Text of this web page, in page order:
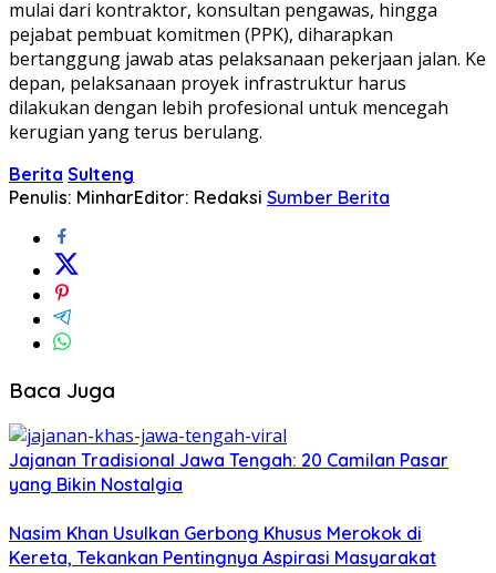
mulai dari kontraktor, konsultan pengawas, hingga
pejabat pembuat komitmen (PPK), diharapkan
bertanggung jawab atas pelaksanaan pekerjaan jalan. Ke
depan, pelaksanaan proyek infrastruktur harus
dilakukan dengan lebih profesional untuk mencegah
kerugian yang terus berulang.
Berita Sulteng
Penulis: MinharEditor: Redaksi Sumber Berita
Baca Juga
Jajanan Tradisional Jawa Tengah: 20 Camilan Pasar
yang Bikin Nostalgia
Nasim Khan Usulkan Gerbong Khusus Merokok di
Kereta, Tekankan Pentingnya Aspirasi Masyarakat